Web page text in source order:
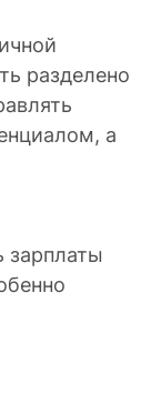
разделено
а
зарплаты